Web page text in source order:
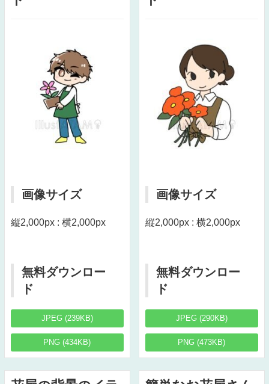
画像サイズ
縦2,000px : 横2,000px
無料ダウンロー
ド
JPEG (239KB)
PNG (434KB)
画像サイズ
縦2,000px : 横2,000px
無料ダウンロー
ド
JPEG (290KB)
PNG (473KB)